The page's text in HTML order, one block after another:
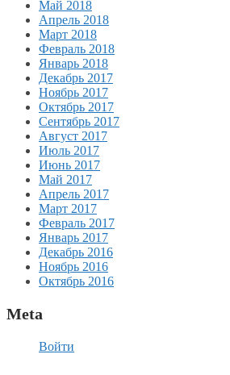
Май 2018
Апрель 2018
Март 2018
Февраль 2018
Январь 2018
Декабрь 2017
Ноябрь 2017
Октябрь 2017
Сентябрь 2017
Август 2017
Июль 2017
Июнь 2017
Май 2017
Апрель 2017
Март 2017
Февраль 2017
Январь 2017
Декабрь 2016
Ноябрь 2016
Октябрь 2016
Meta
Войти